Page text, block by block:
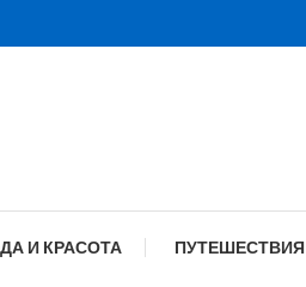
И КРАСОТА ПУТЕШЕСТВИЯ